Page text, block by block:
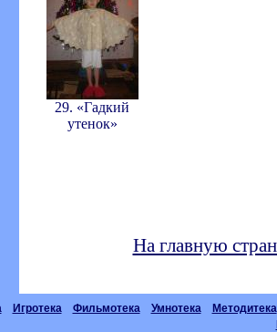
29. «Гадкий
утенок»
На главную
Игротека Фильмотека Умнотека
Методитека